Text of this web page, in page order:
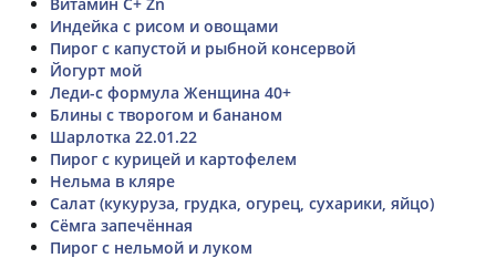
Индейка с рисом и овощами
Пирог с капустой и рыбной консервой
Йогурт мой
Леди-с формула Женщина 40+
Блины с творогом и бананом
Шарлотка 22.01.22
Пирог с курицей и картофелем
Нельма в кляре
Салат (кукуруза, грудка, огурец, сухарики, яйцо)
Сёмга запечённая
Пирог с нельмой и луком